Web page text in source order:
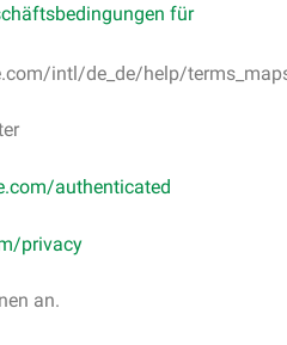
für
intl/de_de/help/
authenticated
privacy
an.